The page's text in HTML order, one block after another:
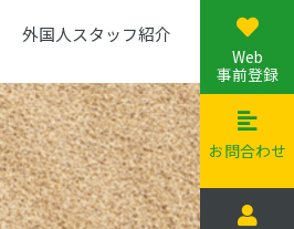
外国人スタッフ紹介
Web
事前登録
お問合わせ